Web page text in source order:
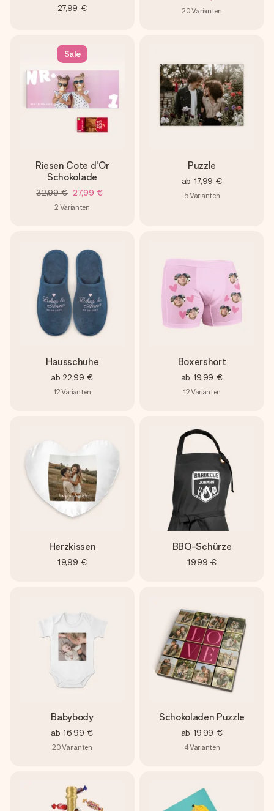
27,99 € 20Varianten
Sale
Riesen Cote d'Or
Schokolade
32,99 € 27,99 €
2 Varianten
Puzzle
ab 17,99 €
5Varianten
Hausschuhe
ab 22,99 €
12Varianten
Boxershort
ab 19,99 €
12Varianten
Herzkissen
19,99 €
BBQ-Schürze
19,99 €
Babybody
ab 16,99 €
20Varianten
Schokoladen Puzzle
ab 19,99 €
4Varianten